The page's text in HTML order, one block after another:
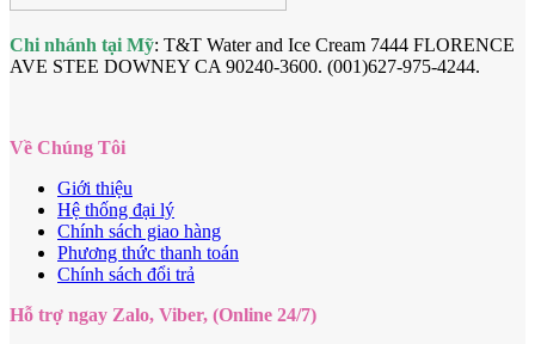
Chi nhánh tại Mỹ: T&T Water and Ice Cream 7444 FLORENCE
AVE STEE DOWNEY CA 90240-3600. (001)627-975-4244.
Về Chúng Tôi
Giới thiệu
Hệ thống đại lý
Chính sách giao hàng
Phương thức thanh toán
Chính sách đổi trả
Hỗ trợ ngay Zalo, Viber, (Online 24/7)